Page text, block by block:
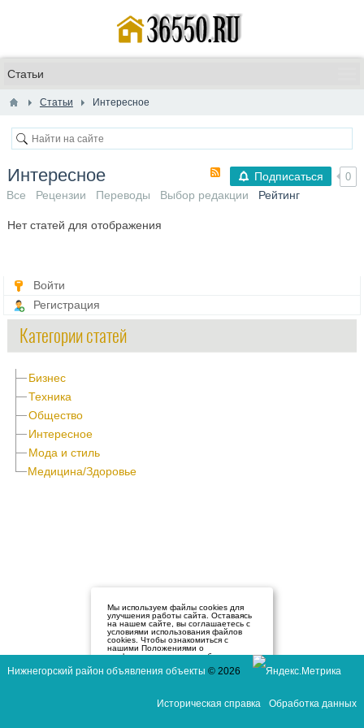
Статьи Интересное
Подписаться 0
Интересное
Все Рецензии Переводы Выбор редакции Рейтинг
Нет статей для отображения
Войти
Регистрация
Категории статей
Бизнес
Техника
Общество
Интересное
Мода и стиль
Медицина/Здоровье
Мы используем файлы cookies для
улучшения работы сайта. Оставаясь
на нашем сайте, вы соглашаетесь с
условиями использования файлов
cookies. Чтобы ознакомиться с
нашими Положениями о
конфиденциальности и об
нажмите здесь.
Нижнегорский район объявления объекты © 2026
Историческая справка Обработка данных